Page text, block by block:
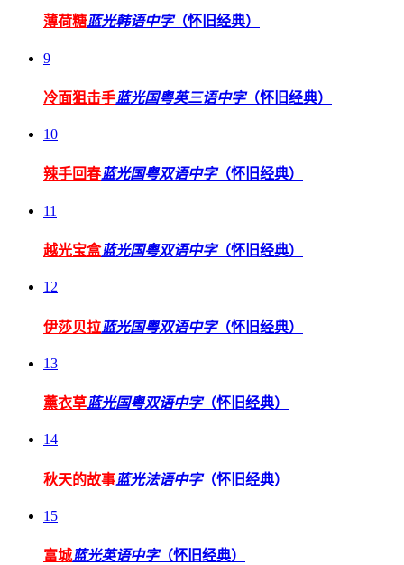
薄荷糖蓝光韩语中字（怀旧经典）
9
冷面狙击手蓝光国粤英三语中字（怀旧经典）
10
辣手回春蓝光国粤双语中字（怀旧经典）
11
越光宝盒蓝光国粤双语中字（怀旧经典）
12
伊莎贝拉蓝光国粤双语中字（怀旧经典）
13
薰衣草蓝光国粤双语中字（怀旧经典）
14
秋天的故事蓝光法语中字（怀旧经典）
15
富城蓝光英语中字（怀旧经典）